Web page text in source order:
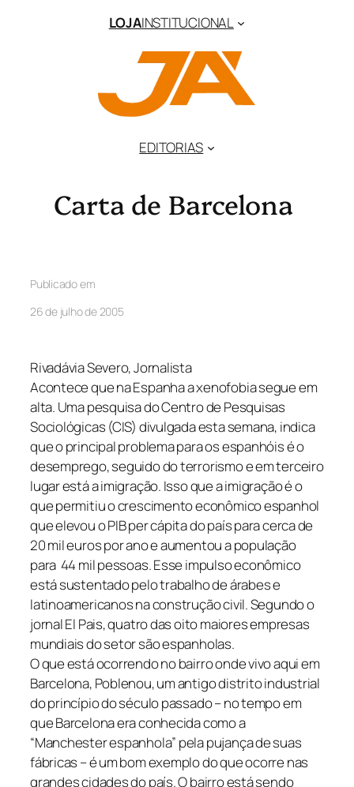
LOJAINSTITUCIONAL
EDITORIAS
Carta de Barcelona
Publicado em
26 de julho de 2005
Rivadávia Severo, Jornalista
Acontece que na Espanha a xenofobia segue em
alta. Uma pesquisa do Centro de Pesquisas
Sociológicas (CIS) divulgada esta semana, indica
que o principal problema para os espanhóis é o
desemprego, seguido do terrorismo e em terceiro
lugar está a imigração. Isso que a imigração é o
que permitiu o crescimento econômico espanhol
que elevou o PIB per cápita do país para cerca de
20 mil euros por ano e aumentou a população
para 44 mil pessoas. Esse impulso econômico
está sustentado pelo trabalho de árabes e
latinoamericanos na construção civil. Segundo o
jornal El Pais, quatro das oito maiores empresas
mundiais do setor são espanholas.
O que está ocorrendo no bairro onde vivo aqui em
Barcelona, Poblenou, um antigo distrito industrial
do princípio do século passado – no tempo em
que Barcelona era conhecida como a
“Manchester espanhola” pela pujança de suas
fábricas – é um bom exemplo do que ocorre nas
grandes cidades do país. O bairro está sendo